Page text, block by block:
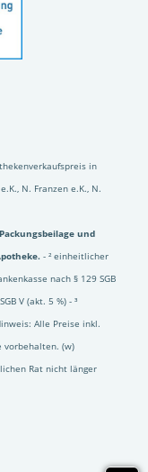
in
N. Franzen e.K., N.
und
- ² einheitlicher
nach § 129 SGB
V (akt. 5 %) - ³
Alle Preise inkl.
vorbehalten. (w)
Rat nicht länger